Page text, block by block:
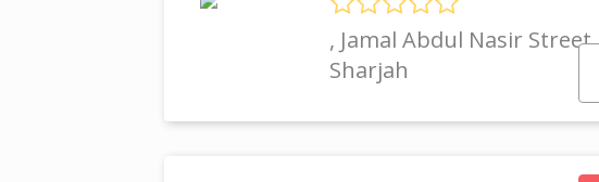
, Jamal Abdul Nasir Street,
Sharjah